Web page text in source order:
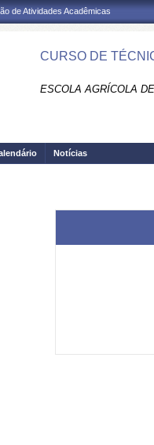
de Atividades Acadêmicas
CURSO DE
ESCOLA AGRÍCOLA
Notícias